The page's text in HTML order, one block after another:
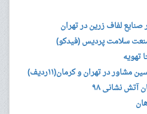
سلامت پردیس (فیدکو)
تهویه
در تهران و کرمان(۱۱ردیف)
نشانی ۹۸